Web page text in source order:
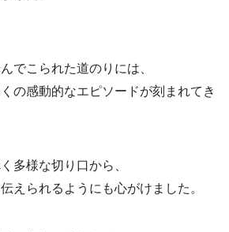
でこられた道のりには、
の感動的なエピソードが刻まれてき
多様な切り口から、
えられるようにも心がけました。